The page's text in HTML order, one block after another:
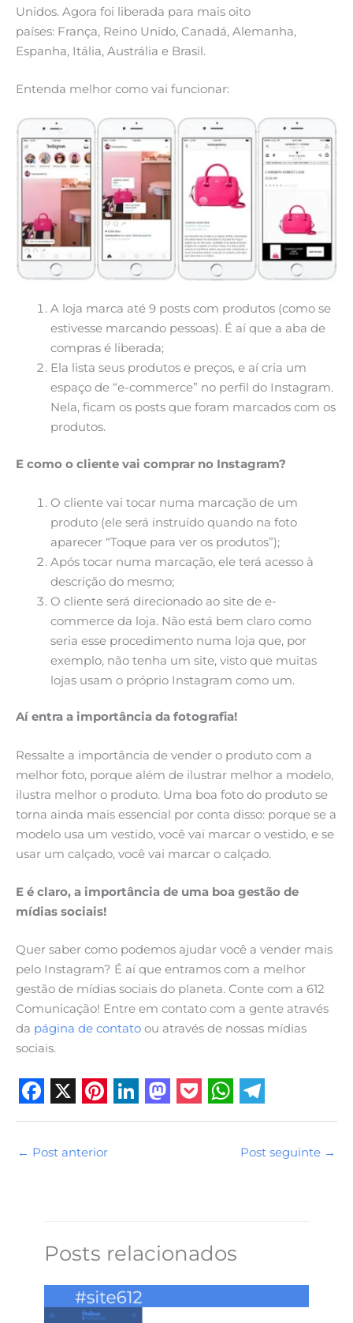
Unidos. Agora foi liberada para mais oito
países: França, Reino Unido, Canadá, Alemanha,
Espanha, Itália, Austrália e Brasil.
Entenda melhor como vai funcionar:
A loja marca até 9 posts com produtos (como se
estivesse marcando pessoas). É aí que a aba de
compras é liberada;
Ela lista seus produtos e preços, e aí cria um
espaço de “e-commerce” no perfil do Instagram.
Nela, ficam os posts que foram marcados com os
produtos.
E como o cliente vai comprar no Instagram?
O cliente vai tocar numa marcação de um
produto (ele será instruído quando na foto
aparecer “Toque para ver os produtos”);
Após tocar numa marcação, ele terá acesso à
descrição do mesmo;
O cliente será direcionado ao site de e-
commerce da loja. Não está bem claro como
seria esse procedimento numa loja que, por
exemplo, não tenha um site, visto que muitas
lojas usam o próprio Instagram como um.
Aí entra a importância da fotografia!
Ressalte a importância de vender o produto com a
melhor foto, porque além de ilustrar melhor a modelo,
ilustra melhor o produto. Uma boa foto do produto se
torna ainda mais essencial por conta disso: porque se a
modelo usa um vestido, você vai marcar o vestido, e se
usar um calçado, você vai marcar o calçado.
E é claro, a importância de uma boa gestão de
mídias sociais!
Quer saber como podemos ajudar você a vender mais
pelo Instagram? É aí que entramos com a melhor
gestão de mídias sociais do planeta. Conte com a 612
Comunicação! Entre em contato com a gente através
da página de contato ou através de nossas mídias
sociais.
F
a
c
X P
n
r
e
s
L
d
I
n
M
d
o
n
P
t
W
A
p
p
T
e
l
m
← Post anterior Post seguinte →
Posts relacionados